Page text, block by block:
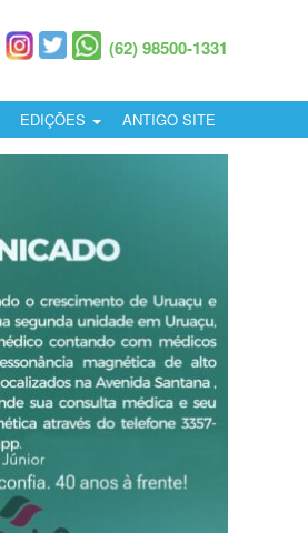
(62) 98500-1331
EDIÇÕES ANTIGO SITE